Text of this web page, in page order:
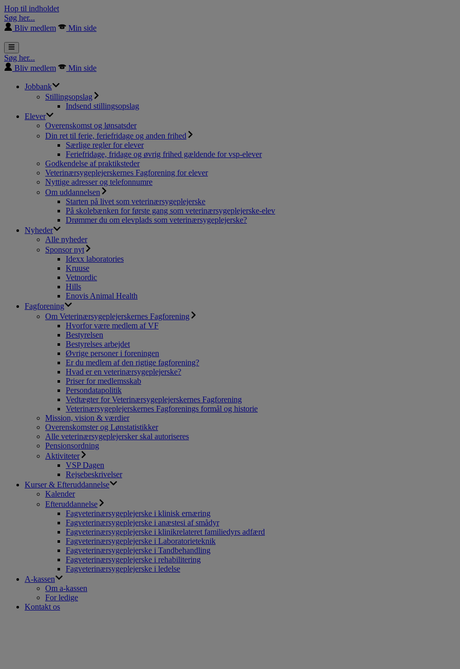
Hop til indholdet
Søg her...
Bliv medlem
Min side
Søg her...
Bliv medlem
Min side
Jobbank
Stillingsopslag
Indsend stillingsopslag
Elever
Overenskomst og lønsatsder
Din ret til ferie, feriefridage og anden frihed
Særlige regler for elever
Feriefridage, fridage og øvrig frihed gældende for vsp-elever
Godkendelse af praktiksteder
Veterinærsygeplejerskernes Fagforening for elever
Nyttige adresser og telefonnumre
Om uddannelsen
Starten på livet som veterinærsygeplejerske
På skolebænken for første gang som veterinærsygeplejerske-elev
Drømmer du om elevplads som veterinærsygeplejerske?
Nyheder
Alle nyheder
Sponsor nyt
Idexx laboratories
Kruuse
Vetnordic
Hills
Enovis Animal Health
Fagforening
Om Veterinærsygeplejerskernes Fagforening
Hvorfor være medlem af VF
Bestyrelsen
Bestyrelses arbejdet
Øvrige personer i foreningen
Er du medlem af den rigtige fagforening?
Hvad er en veterinærsygeplejerske?
Priser for medlemsskab
Persondatapolitik
Vedtægter for Veterinærsygeplejerskernes Fagforening
Veterinærsygeplejerskernes Fagforenings formål og historie
Mission, vision & værdier
Overenskomster og Lønstatistikker
Alle veterinærsygeplejersker skal autoriseres
Pensionsordning
Aktiviteter
VSP Dagen
Rejsebeskrivelser
Kurser & Efteruddannelse
Kalender
Efteruddannelse
Fagveterinærsygeplejerske i klinisk ernæring
Fagveterinærsygeplejerske i anæstesi af smådyr
Fagveterinærsygeplejerske i klinikrelateret familiedyrs adfærd
Fagveterinærsygeplejerske i Laboratorieteknik
Fagveterinærsygeplejerske i Tandbehandling
Fagveterinærsygeplejerske i rehabilitering
Fagveterinærsygeplejerske i ledelse
A-kassen
Om a-kassen
For ledige
Kontakt os